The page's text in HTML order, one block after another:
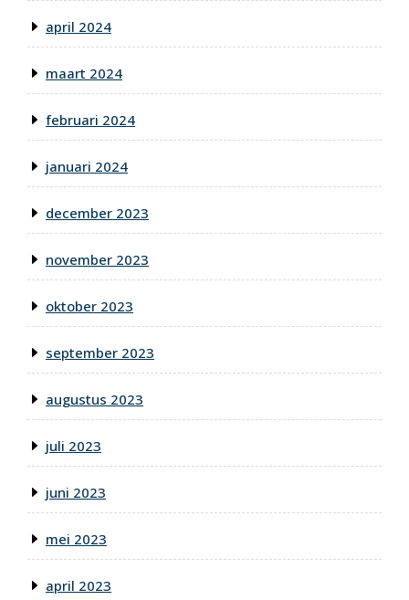
april 2024
maart 2024
februari 2024
januari 2024
december 2023
november 2023
oktober 2023
september 2023
augustus 2023
juli 2023
juni 2023
mei 2023
april 2023